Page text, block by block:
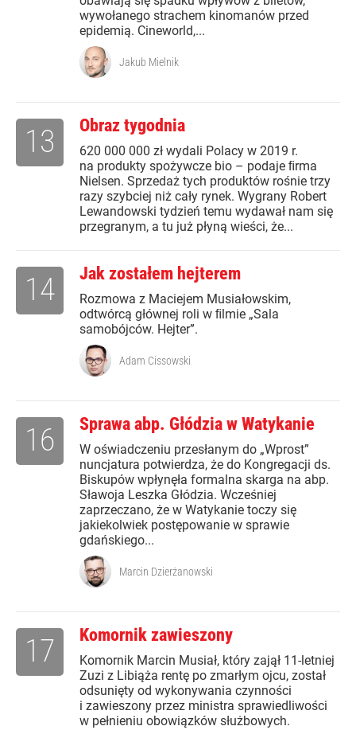
wywołanego strachem kinomanów przed
epidemią. Cineworld,...
Jakub Mielnik
Obraz tygodnia
620 000 000 zł wydali Polacy w 2019 r.
na produkty spożywcze bio – podaje ﬁrma
Nielsen. Sprzedaż tych produktów rośnie trzy
razy szybciej niż cały rynek. Wygrany Robert
Lewandowski tydzień temu wydawał nam się
przegranym, a tu już płyną wieści, że...
13
Jak zostałem hejterem
Rozmowa z Maciejem Musiałowskim,
odtwórcą głównej roli w ﬁlmie „Sala
samobójców. Hejter”.
14
Adam Cissowski
Sprawa abp. Głódzia w Watykanie
W oświadczeniu przesłanym do „Wprost”
nuncjatura potwierdza, że do Kongregacji ds.
Biskupów wpłynęła formalna skarga na abp.
Sławoja Leszka Głódzia. Wcześniej
zaprzeczano, że w Watykanie toczy się
jakiekolwiek postępowanie w sprawie
gdańskiego...
16
Marcin Dzierżanowski
Komornik zawieszony
Komornik Marcin Musiał, który zajął 11-letniej
Zuzi z Libiąża rentę po zmarłym ojcu, został
odsunięty od wykonywania czynności
i zawieszony przez ministra sprawiedliwości
w pełnieniu obowiązków służbowych.
17